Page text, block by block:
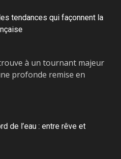
tendances qui façonnent la
à un tournant majeur
profonde remise en
de l’eau : entre rêve et